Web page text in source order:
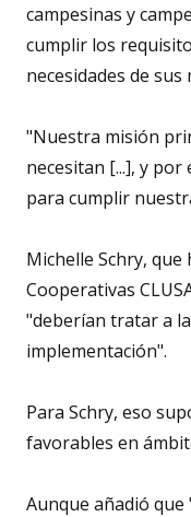
campesinas y
cumplir los
necesidades de sus
"Nuestra misión
necesitan [...], y
para cumplir
Michelle Schry,
Cooperativas
"deberían tratar a
implementación".
Para Schry, eso
favorables en
Aunque añadió que